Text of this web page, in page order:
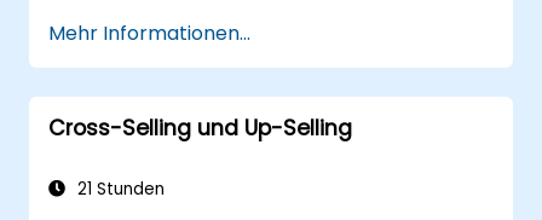
Wettbewerbspositionierung zu
identifizieren
Eine umfassende Marketingstrategie mit
klaren Zielen und KPIs zu entwickeln
Taktiken effektiv umzusetzen
Mehr Informationen...
Cross-Selling und Up-Selling
21 Stunden